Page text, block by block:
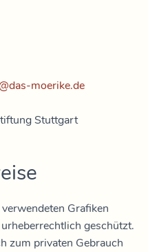
moerike.de
Stuttgart
Grafiken
geschützt.
zum privaten Gebrauch